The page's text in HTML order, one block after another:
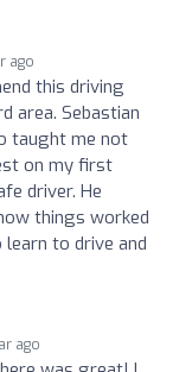
ago
this driving
area. Sebastian
taught me not
on my first
driver. He
things worked
to drive and
ago